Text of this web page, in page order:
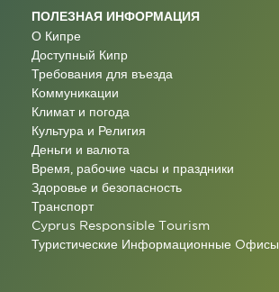
ПОЛЕЗНАЯ ИНФОРМАЦИЯ
О Кипре
Доступный Кипр
Требования для въезда
Коммуникации
Климат и погода
Культура и Религия
Деньги и валюта
Время, рабочие часы и праздники
Здоровье и безопасность
Транспорт
Cyprus Responsible Tourism
Туристические Информационные Oфисы